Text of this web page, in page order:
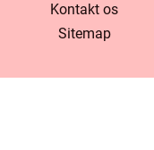
Kontakt os
Sitemap